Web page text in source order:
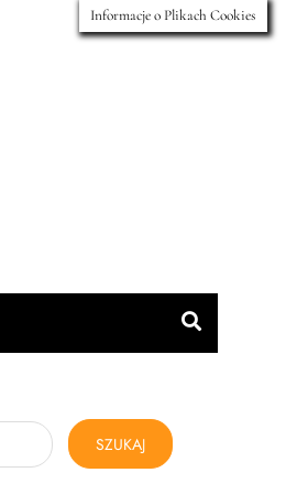
Informacje o Plikach Cookies